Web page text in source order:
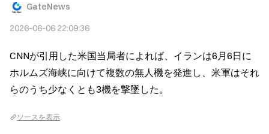
GateNews
2026-06-06 22:09:36
CNNが引用した米国当局者によれば、イランは6月6日に
ホルムズ海峡に向けて複数の無人機を発進し、米軍はそれ
らのうち少なくとも3機を撃墜した。
ソースを表示